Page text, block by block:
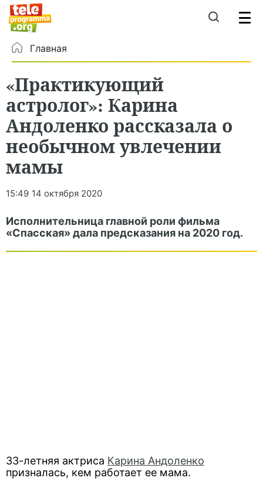
Главная
«Практикующий
астролог»: Карина
Андоленко рассказала о
необычном увлечении
мамы
15:49 14 октября 2020
Исполнительница главной роли фильма
«Спасская» дала предсказания на 2020 год.
33-летняя актриса Карина Андоленко
призналась, кем работает ее мама.